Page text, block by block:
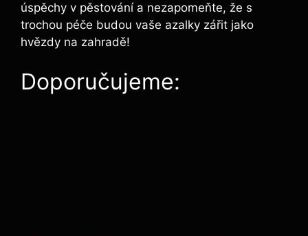
úspěchy v pěstování‍ a nezapomeňte, ⁢že s
trochou péče⁢ budou vaše azalky zářit‍ jako
hvězdy na zahradě!
Doporučujeme: